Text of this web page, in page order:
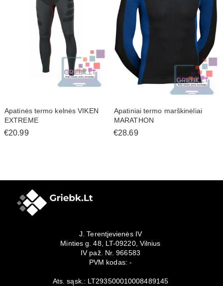
Apatinės termo kelnės VIKEN
EXTREME
€20.99
Apatiniai termo marškinėliai
MARATHON
€28.69
J. Terentjevienės IV
Minties g. 48, LT-09220, Vilnius
IV paž. Nr. 966583
PVM kodas: -
Ats. sąsk.: LT293500010008489145